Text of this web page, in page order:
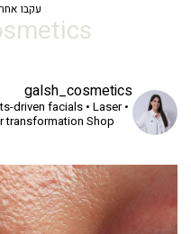
עקבו
galsh_cosmetics
driven facials • Laser •
transformation Shop